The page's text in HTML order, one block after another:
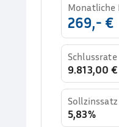
Monatliche
269,- €
Schlussrate
9.813,00 €
Sollzinssatz
5,83%